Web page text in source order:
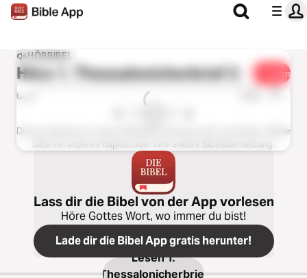
HÖRBIBEL
Höre 1. Thessalonicherbrief 2 Teilen
0:00 1x
Dieses Kapitel ist in dieser Bibelübersetzung nicht vorhanden. Wähle
bitte ein anderes Kapitel oder eine andere Bibelübersetzung.
Lass dir die Bibel von der App vorlesen
Höre Gottes Wort, wo immer du bist!
Lade dir die Bibel App gratis herunter!
Lesen 1.
Thessalonicherbrief